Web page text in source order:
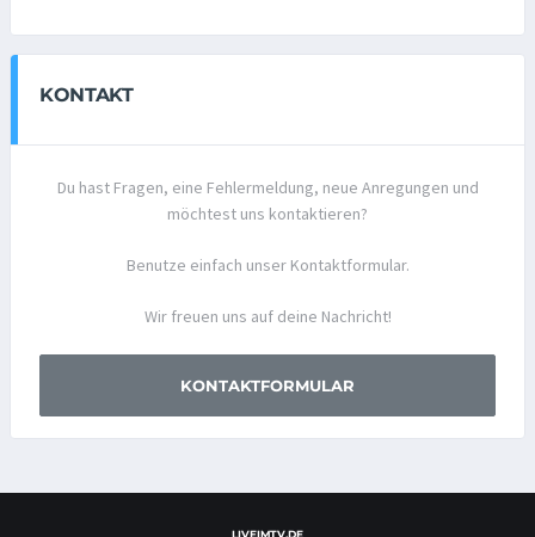
KONTAKT
Du hast Fragen, eine Fehlermeldung, neue Anregungen und
möchtest uns kontaktieren?
Benutze einfach unser Kontaktformular.
Wir freuen uns auf deine Nachricht!
KONTAKTFORMULAR
LIVEIMTV.DE